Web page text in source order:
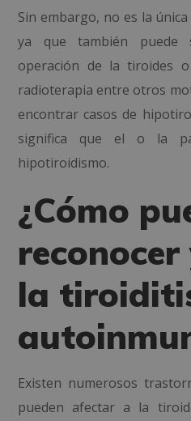
Sin embargo, no es la
ya que también puede
operación de la tiroides
radioterapia entre otros
encontrar casos de
significa que el o la
hipotiroidismo.
¿Cómo
la
Existen numerosos
pueden afectar a la